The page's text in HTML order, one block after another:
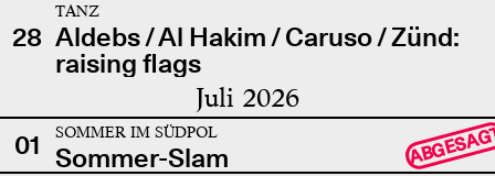
28
TANZ
Aldebs / Al Hakim / Caruso / Zünd:
raising flags
Juli 2026
01 SOMMER IM SÜDPOL
Sommer-Slam